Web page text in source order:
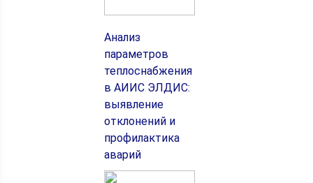
Анализ
параметров
теплоснабжения
в АИИС ЭЛДИС:
выявление
отклонений и
профилактика
аварий